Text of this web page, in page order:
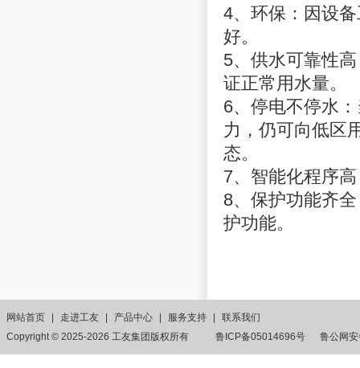
4、环保：因设
好。
5、供水可靠性
证正常用水量。
6、停电不停水
力，仍可向低区
态。
7、智能化程序
8、保护功能齐
护功能。
网站首页 走进工友 产品中心 服务支持
联系我们
Copyright © 2025-2026 工友集团版权所有 鲁ICP备05014696号
鲁公网